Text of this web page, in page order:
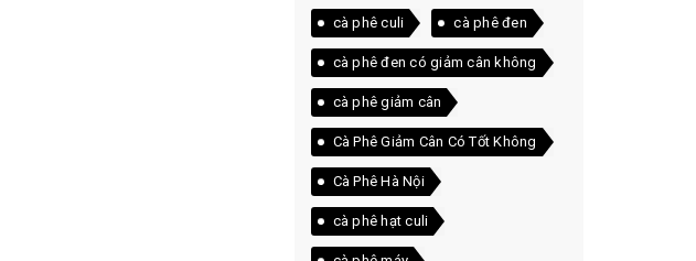
cà phê culi cà phê đen
cà phê đen có giảm cân không
cà phê giảm cân
Cà Phê Giảm Cân Có Tốt Không
Cà Phê Hà Nội
cà phê hạt culi